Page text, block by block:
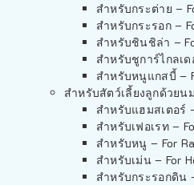
สำหรับกระต่าย –
สำหรับกระรอก –
สำหรับชินชิล่า –
สำหรับชูการ์ไกลเ
สำหรับหนูแกสบี้ –
สำหรับสัตว์เลี้ยงลูกด้วยน
สำหรับแฮมสเตอร์
สำหรับเฟอเรท –
สำหรับหนู – For
สำหรับเม่น – For
สำหรับกระรอกดิน